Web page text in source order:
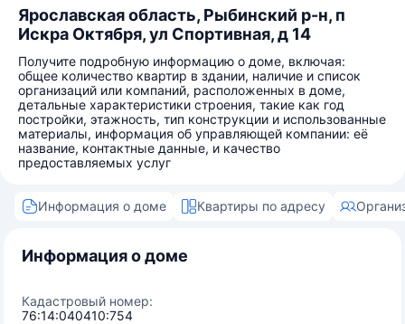
Ярославская область, Рыбинский р-н, п
Искра Октября, ул Спортивная, д 14
Получите подробную информацию о доме, включая:
общее количество квартир в здании, наличие и список
организаций или компаний, расположенных в доме,
детальные характеристики строения, такие как год
постройки, этажность, тип конструкции и использованные
материалы, информация об управляющей компании: её
название, контактные данные, и качество
предоставляемых услуг
Информация о доме Квартиры по адресу
Информация о доме
Кадастровый номер:
76:14:040410:754